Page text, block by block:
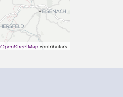
OpenStreetMapcontributors